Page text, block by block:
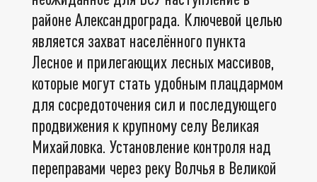
районе Александрограда. Ключевой целью
является захват населённого пункта
Лесное и прилегающих лесных массивов,
которые могут стать удобным плацдармом
для сосредоточения сил и последующего
продвижения к крупному селу Великая
Михайловка. Установление контроля над
переправами через реку Волчья в Великой